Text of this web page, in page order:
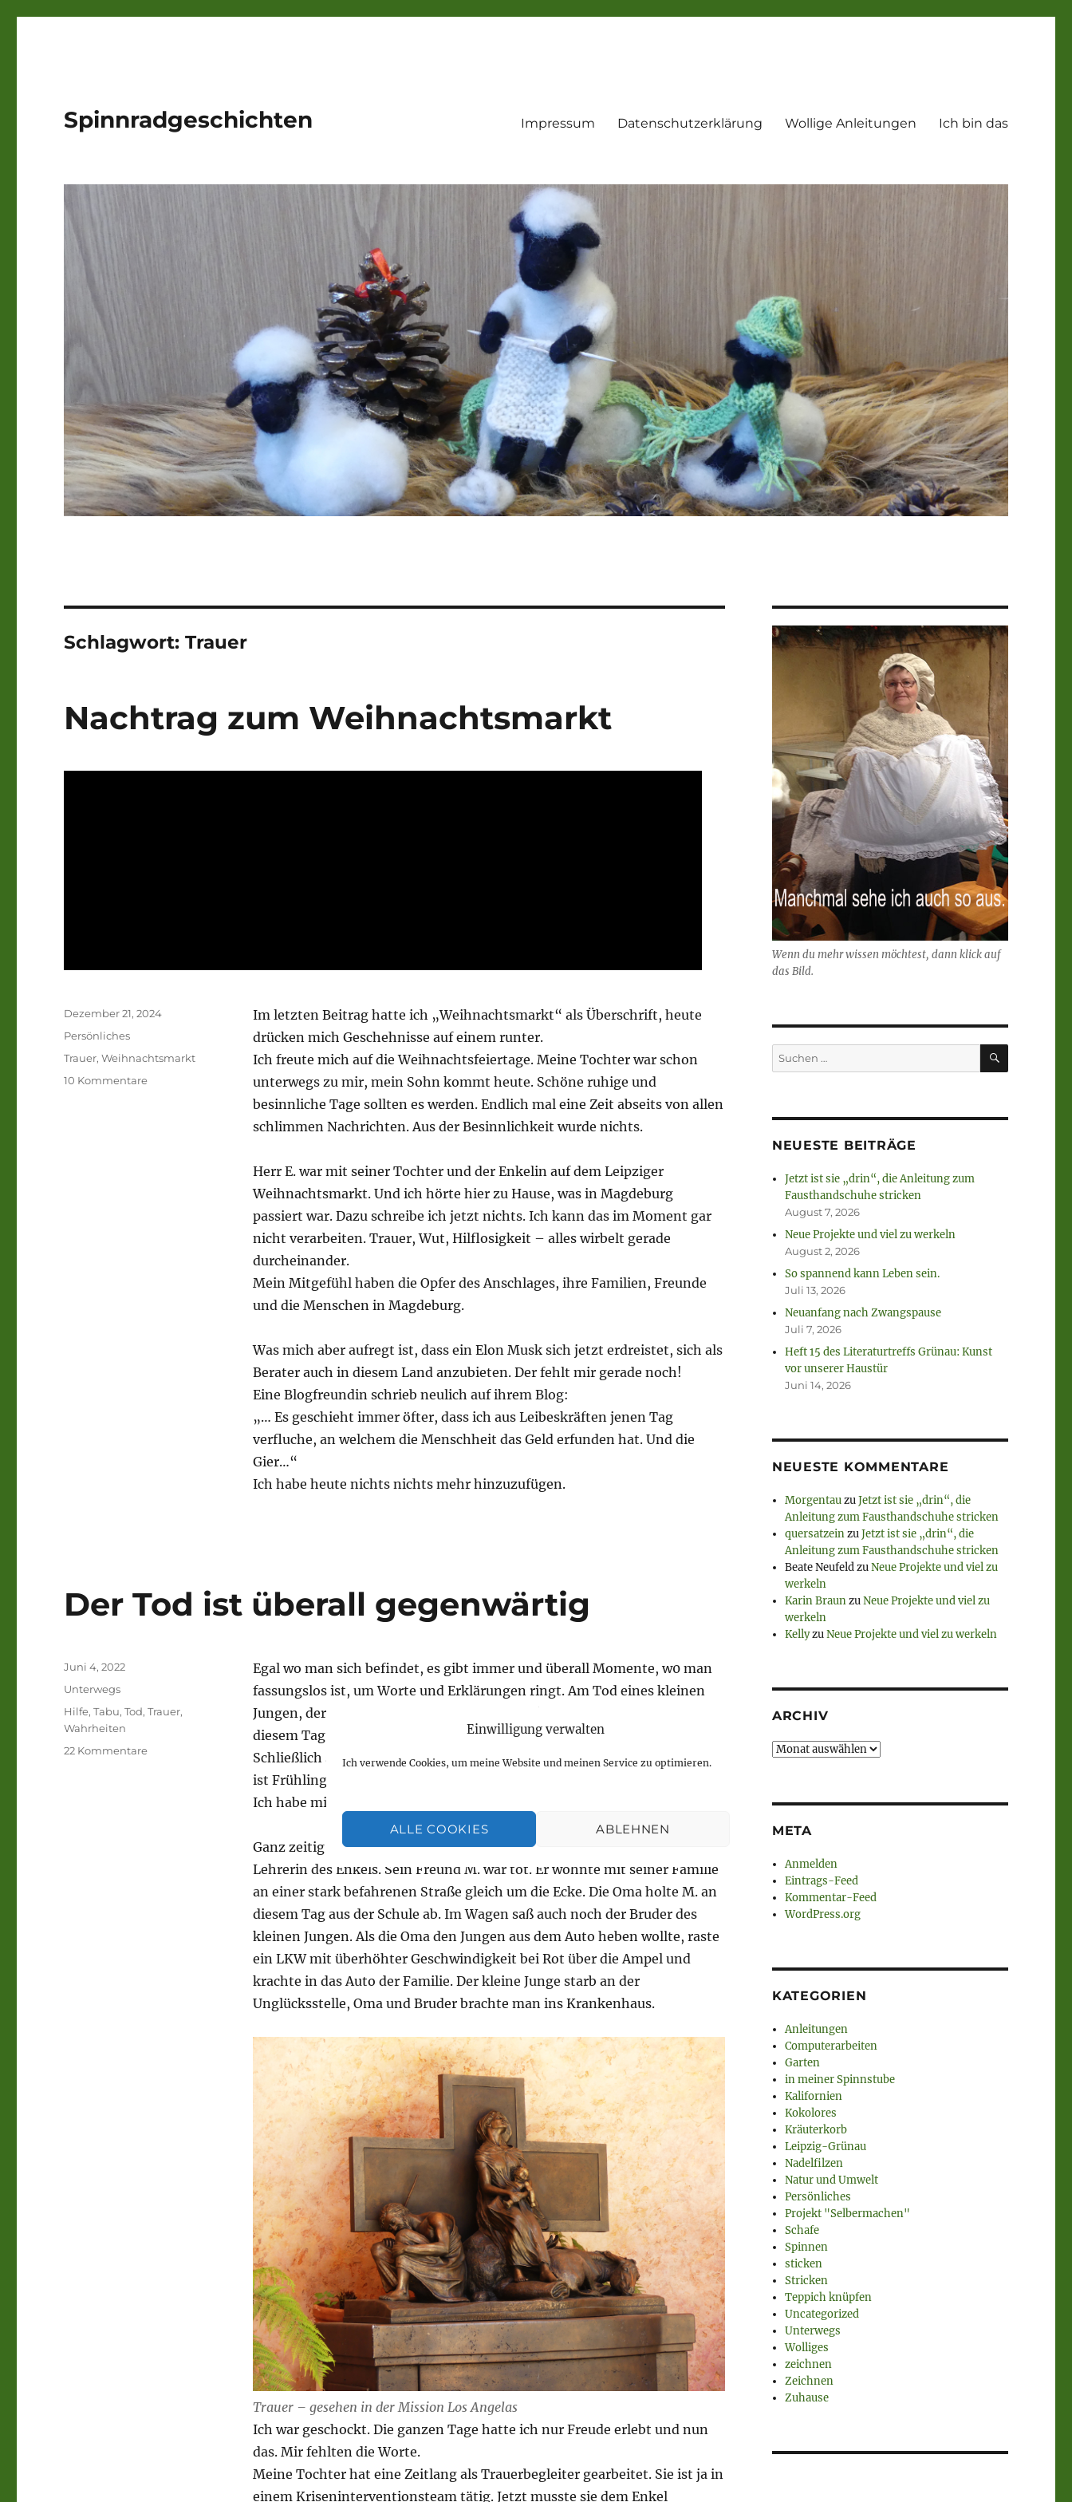
Einwilligung verwalten
Ich verwende Cookies, um meine Website und meinen Service zu optimieren.
ALLE COOKIES ABLEHNEN
Spinnradgeschichten Impressum Datenschutzerklärung Wollige Anleitungen Ich bin das
Schlagwort:Trauer
Nachtrag zum Weihnachtsmarkt
Im letzten Beitrag hatte ich „Weihnachtsmarkt“ als Überschrift, heute
drücken mich Geschehnisse auf einem runter.
Ich freute mich auf die Weihnachtsfeiertage. Meine Tochter war schon
unterwegs zu mir, mein Sohn kommt heute. Schöne ruhige und
besinnliche Tage sollten es werden. Endlich mal eine Zeit abseits von allen
schlimmen Nachrichten. Aus der Besinnlichkeit wurde nichts.
Herr E. war mit seiner Tochter und der Enkelin auf dem Leipziger
Weihnachtsmarkt. Und ich hörte hier zu Hause, was in Magdeburg
passiert war. Dazu schreibe ich jetzt nichts. Ich kann das im Moment gar
nicht verarbeiten. Trauer, Wut, Hilflosigkeit – alles wirbelt gerade
durcheinander.
Mein Mitgefühl haben die Opfer des Anschlages, ihre Familien, Freunde
und die Menschen in Magdeburg.
Was mich aber aufregt ist, dass ein Elon Musk sich jetzt erdreistet, sich als
Berater auch in diesem Land anzubieten. Der fehlt mir gerade noch!
Eine Blogfreundin schrieb neulich auf ihrem Blog:
„… Es geschieht immer öfter, dass ich aus Leibeskräften jenen Tag
verfluche, an welchem die Menschheit das Geld erfunden hat. Und die
Gier…“
Ich habe heute nichts nichts mehr hinzuzufügen.
Veröffentlicht
am
Dezember 21, 2024
Kategorien
Persönliches
Schlagwörter
Trauer,Weihnachtsmarkt
10 Kommentarezu
Der Tod ist überall gegenwärtig
Egal wo man sich befindet, es gibt immer und überall Momente, w0 man
fassungslos ist, um Worte und Erklärungen ringt. Am Tod eines kleinen
Jungen, der auch noch der Freund meines Enkels war, überschattete an
diesem Tag alles. Ich habe lange überlegt, ob ich dazu schreiben soll.
Schließlich steht gerade jetzt bei uns ein langes Wochenende bevor und es
ist Frühling, mit Blumen und schönen Aussichten.
Ich habe mich dann doch dazu entschlossen.
Ganz zeitig am Morgen bekam meine Tochter eine Nachricht von der
Lehrerin des Enkels. Sein Freund M. war tot. Er wohnte mit seiner Familie
an einer stark befahrenen Straße gleich um die Ecke. Die Oma holte M. an
diesem Tag aus der Schule ab. Im Wagen saß auch noch der Bruder des
kleinen Jungen. Als die Oma den Jungen aus dem Auto heben wollte, raste
ein LKW mit überhöhter Geschwindigkeit bei Rot über die Ampel und
krachte in das Auto der Familie. Der kleine Junge starb an der
Unglücksstelle, Oma und Bruder brachte man ins Krankenhaus.
Trauer – gesehen in der Mission Los Angelas
Ich war geschockt. Die ganzen Tage hatte ich nur Freude erlebt und nun
das. Mir fehlten die Worte.
Meine Tochter hat eine Zeitlang als Trauerbegleiter gearbeitet. Sie ist ja in
einem Kriseninterventionsteam tätig. Jetzt musste sie dem Enkel
Veröffentlicht
am
Juni 4, 2022
Kategorien
Unterwegs
Schlagwörter
Hilfe,Tabu,Tod,Trauer,
Wahrheiten
22 Kommentarezu
Wenn du mehr wissen möchtest, dann klick auf
das Bild.
Suchen
nach:
SUCHEN
NEUESTE BEITRÄGE
Jetzt ist sie „drin“, die Anleitung zum
Fausthandschuhe stricken
August 7, 2026
Neue Projekte und viel zu werkeln
August 2, 2026
So spannend kann Leben sein.
Juli 13, 2026
Neuanfang nach Zwangspause
Juli 7, 2026
Heft 15 des Literaturtreffs Grünau: Kunst
vor unserer Haustür
Juni 14, 2026
NEUESTE KOMMENTARE
MorgentauzuJetzt ist sie „drin“, die
Anleitung zum Fausthandschuhe stricken
quersatzeinzuJetzt ist sie „drin“, die
Anleitung zum Fausthandschuhe stricken
Beate NeufeldzuNeue Projekte und viel zu
werkeln
Karin BraunzuNeue Projekte und viel zu
werkeln
KellyzuNeue Projekte und viel zu werkeln
ARCHIV
Archiv
META
Anmelden
Eintrags-Feed
Kommentar-Feed
WordPress.org
KATEGORIEN
Anleitungen
Computerarbeiten
Garten
in meiner Spinnstube
Kalifornien
Kokolores
Kräuterkorb
Leipzig-Grünau
Nadelfilzen
Natur und Umwelt
Persönliches
Projekt "Selbermachen"
Schafe
Spinnen
sticken
Stricken
Teppich knüpfen
Uncategorized
Unterwegs
Wolliges
zeichnen
Zeichnen
Zuhause